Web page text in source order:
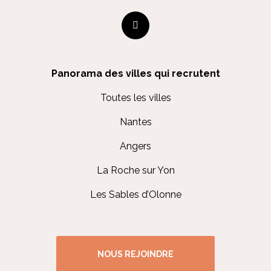
Panorama des villes qui recrutent
Toutes les villes
Nantes
Angers
La Roche sur Yon
Les Sables d’Olonne
NOUS REJOINDRE